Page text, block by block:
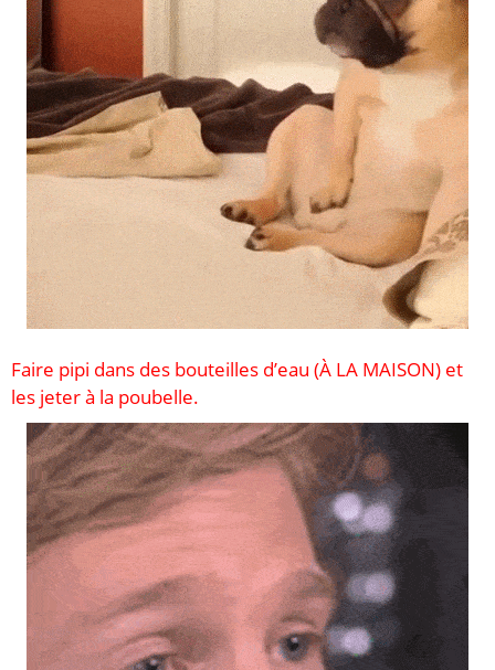
Faire pipi dans des bouteilles d’eau (À LA MAISON) et
les jeter à la poubelle.